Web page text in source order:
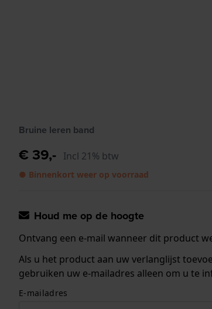
Bruine leren band
€ 39,- Incl 21% btw
● Binnenkort weer op voorraad
Houd me op de hoogte
Ontvang een e-mail wanneer dit product
Als u het product aan uw verlanglijst
gebruiken uw e-mailadres alleen om u te
E-mailadres